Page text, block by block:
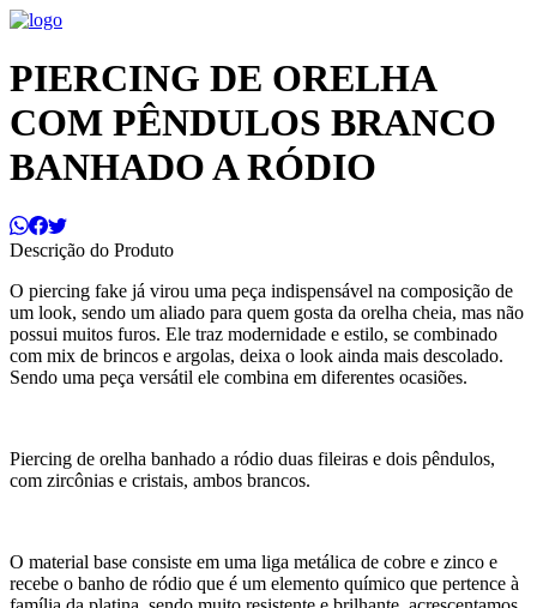
PIERCING DE ORELHA
COM PÊNDULOS BRANCO
BANHADO A RÓDIO
Descrição do Produto
O piercing fake já virou uma peça indispensável na composição de
um look, sendo um aliado para quem gosta da orelha cheia, mas não
possui muitos furos. Ele traz modernidade e estilo, se combinado
com mix de brincos e argolas, deixa o look ainda mais descolado.
Sendo uma peça versátil ele combina em diferentes ocasiões.
Piercing de orelha banhado a ródio duas fileiras e dois pêndulos,
com zircônias e cristais, ambos brancos.
O material base consiste em uma liga metálica de cobre e zinco e
recebe o banho de ródio que é um elemento químico que pertence à